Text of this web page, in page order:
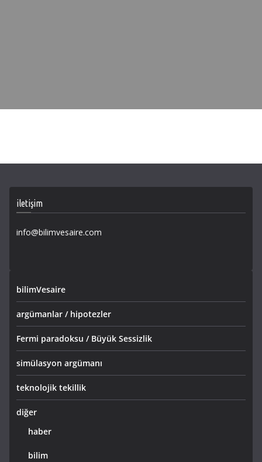
iletişim
info@bilimvesaire.com
bilimVesaire
argümanlar / hipotezler
Fermi paradoksu / Büyük Sessizlik
simülasyon argümanı
teknolojik tekillik
diğer
haber
bilim